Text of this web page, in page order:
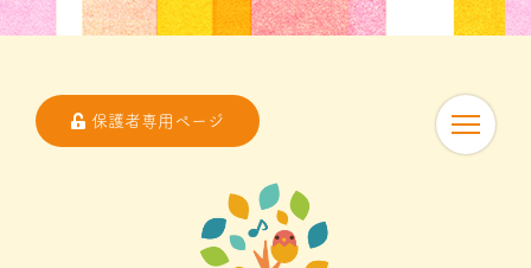
保護者専用ページ